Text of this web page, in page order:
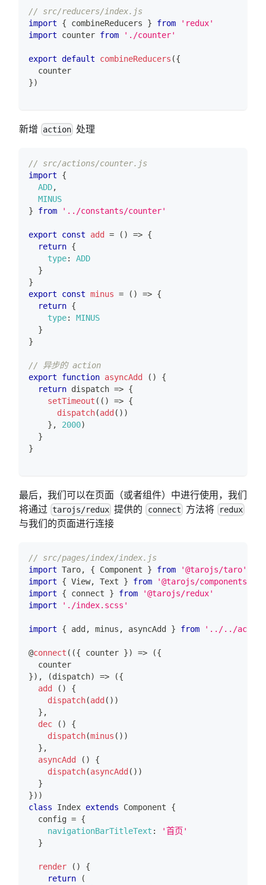
// src/reducers/index.js
import
{ combineReducers } from
'redux'
import
counter from './counter'
export default combineReducers ({
  counter
})
新增 action 处理
// src/actions/counter.js
import
{
ADD,
MINUS
}
from '../constants/counter'
export const add = ( ) => {
return {
type:
ADD
}
}
export
const minus = ( ) => {
return {
type:
MINUS
}
}
// 异步的 action
export
function asyncAdd ( )
{
return dispatch => {
setTimeout ( ( ) => {
dispatch(add ( ) )
} , 2000)
}
}
最后，我们可以在页面（或者组件）中进行使用，我们
将通过 tarojs/redux 提供的 connect 方法将 redux
与我们的页面进行连接
// src/pages/index/index.js
import Taro, { Component } from
'@tarojs/taro'
import
{ View, Text } from
'@tarojs/components'
import
{ connect } from
'@tarojs/redux'
import
'./index.scss'
import { add , minus , asyncAdd } from '../../
@connect ( ({ counter }) => ({
  counter
}) , (dispatch) => ({
add
( )
{
dispatch(add ( ) )
} ,
dec
( )
{
dispatch(minus ( ) )
} ,
asyncAdd
( )
{
dispatch(asyncAdd ( ) )
}
}) )
class
Index extends Component
{
  config
= {
navigationBarTitleText :
'首页'
}
render ( )
{
return
(